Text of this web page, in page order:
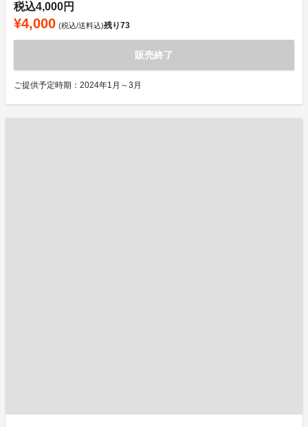
税込4,000円
¥4,000 (税込/送料込)残り73
販売終了
ご提供予定時期：2024年1月～3月